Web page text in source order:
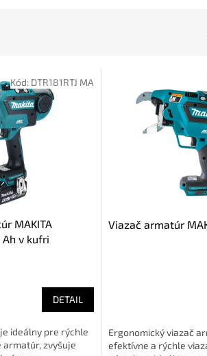
MAKITA
Ah v kufri
DETAIL
je ideálny pre rýchle
armatúr, zvyšuje
Kód: DTR181RTJ MA
Viazač armatúr
Ergonomický viazač
efektívne a rýchle